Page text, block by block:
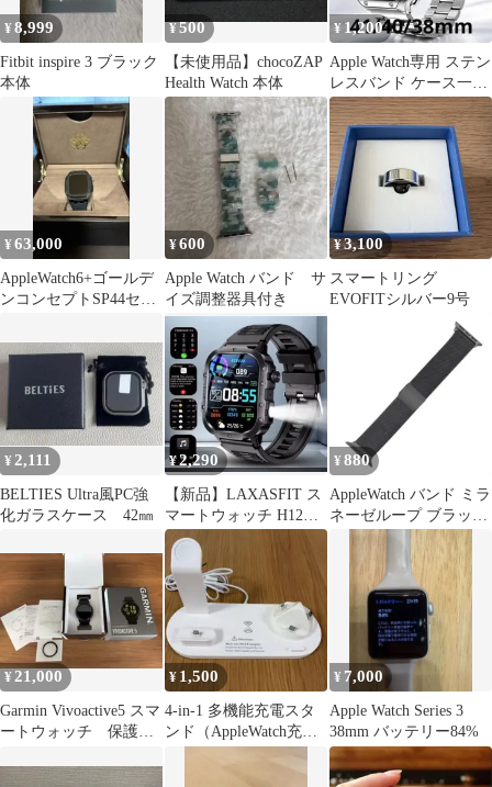
¥8,999
Fitbit inspire 3 ブラック
本体
¥500
【未使用品】chocoZAP
Health Watch 本体
¥ 1,200
Apple Watch専用 ステン
レスバンド ケース一体
型 41/40/38mm
¥63,000
AppleWatch6+ゴールデ
ンコンセプトSP44セッ
¥600
Apple Watch バンド サ
イズ調整器具付き
¥3,100
スマートリング
EVOFITシルバー9号
¥2,111
BELTIES Ultra風PC強
化ガラスケース 42㎜
¥2,290
【新品】LAXASFIT ス
マートウォッチ H12
2.01inch大画面
¥ 880
AppleWatch バンド ミラ
ネーゼループ ブラック
38/40/41/42
¥21,000
Garmin Vivoactive5 スマ
ートウォッチ 保護シ
¥ 1,500
4-in-1 多機能充電スタ
ンド（AppleWatch充電
¥ 7,000
Apple Watch Series 3
38mm バッテリー84%